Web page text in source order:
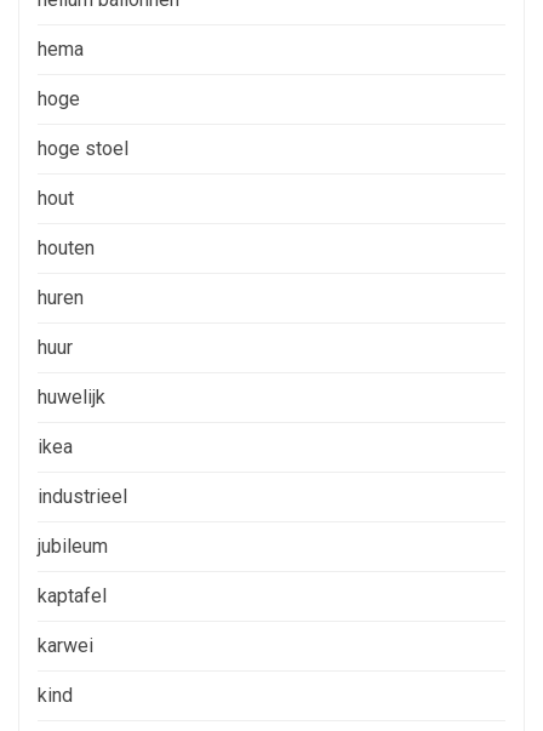
hema
hoge
hoge stoel
hout
houten
huren
huur
huwelijk
ikea
industrieel
jubileum
kaptafel
karwei
kind